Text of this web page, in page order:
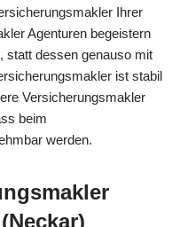
Ihrer
Agenturen begeistern
statt dessen genauso mit
ist stabil
Versicherungsmakler
beim
werden.